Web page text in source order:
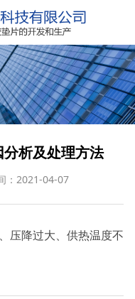
析及处理方法
：2021-04-07
压降过大、供热温度不